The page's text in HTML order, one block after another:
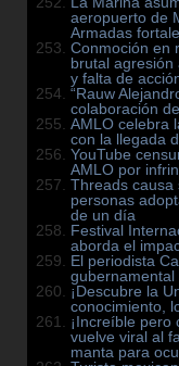
aeropuerto de
Armadas
Conmoción en
brutal agresión
y falta de
“Rauw
colaboración
AMLO celebra
con la llegada
YouTube
AMLO por
Threads causa
personas
de un día
Festival
aborda el
El periodista
gubernamental
¡Descubre la
conocimiento,
¡Increíble pero
vuelve viral al
manta para